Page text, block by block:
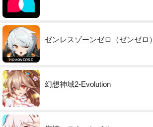
ゼンレスゾーンゼロ（ゼンゼロ）
幻想神域2-Evolution